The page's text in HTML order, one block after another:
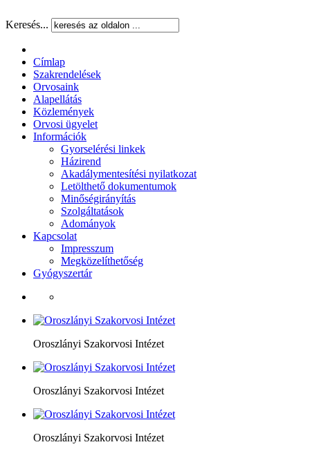
Keresés...
Címlap
Szakrendelések
Orvosaink
Alapellátás
Közlemények
Orvosi ügyelet
Információk
Gyorselérési linkek
Házirend
Akadálymentesítési nyilatkozat
Letölthető dokumentumok
Minőségirányítás
Szolgáltatások
Adományok
Kapcsolat
Impresszum
Megközelíthetőség
Gyógyszertár
Oroszlányi Szakorvosi Intézet
Oroszlányi Szakorvosi Intézet
Oroszlányi Szakorvosi Intézet